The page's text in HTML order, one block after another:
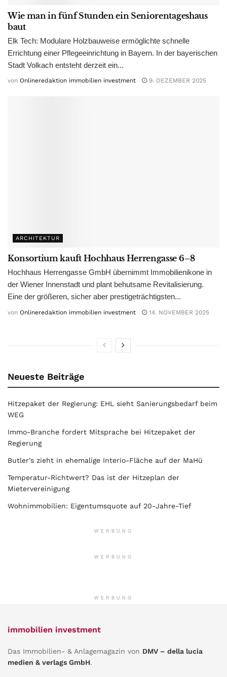
Wie man in fünf Stunden ein Seniorentageshaus
baut
Elk Tech: Modulare Holzbauweise ermöglichte schnelle
Errichtung einer Pflegeeinrichtung in Bayern. In der bayerischen
Stadt Volkach entsteht derzeit ein...
von Onlineredaktion immobilien investment 9. DEZEMBER 2025
ARCHITEKTUR
Konsortium kauft Hochhaus Herrengasse 6–8
Hochhaus Herrengasse GmbH übernimmt Immobilienikone in
der Wiener Innenstadt und plant behutsame Revitalisierung.
Eine der größeren, sicher aber prestigeträchtigsten...
von Onlineredaktion immobilien investment 14. NOVEMBER 2025
Neueste Beiträge
Hitzepaket der Regierung: EHL sieht Sanierungsbedarf beim
WEG
Immo-Branche fordert Mitsprache bei Hitzepaket der
Regierung
Butler’s zieht in ehemalige Interio-Fläche auf der MaHü
Temperatur-Richtwert? Das ist der Hitzeplan der
Mietervereinigung
Wohnimmobilien: Eigentumsquote auf 20-Jahre-Tief
WERBUNG
WERBUNG
WERBUNG
immobilien investment
Das Immobilien- & Anlagemagazin von DMV – della lucia
medien & verlags GmbH.